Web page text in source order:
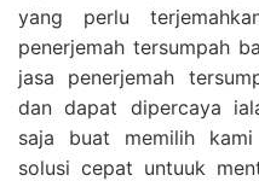
yang perlu
penerjemah tersumpah
jasa penerjemah
dan dapat dipercaya
saja buat memilih
solusi cepat untuuk